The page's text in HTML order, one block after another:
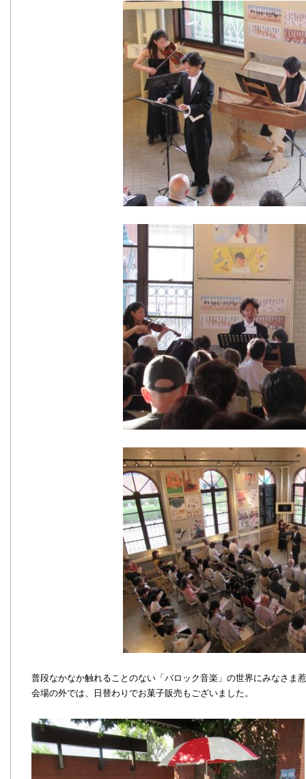
普段なかなか触れることのない「バロック音楽」の世界にみなさま
会場の外では、日替わりでお菓子販売もございました。